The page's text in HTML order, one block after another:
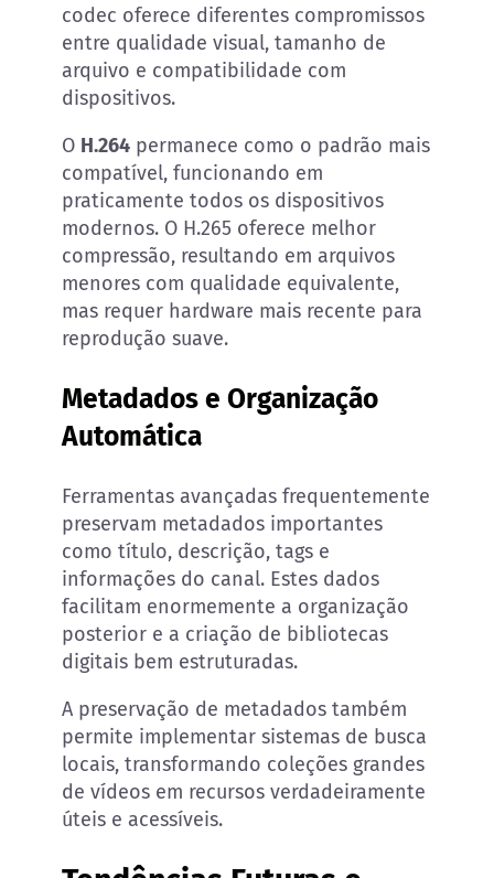
codec oferece diferentes compromissos
entre qualidade visual, tamanho de
arquivo e compatibilidade com
dispositivos.
O H.264 permanece como o padrão mais
compatível, funcionando em
praticamente todos os dispositivos
modernos. O H.265 oferece melhor
compressão, resultando em arquivos
menores com qualidade equivalente,
mas requer hardware mais recente para
reprodução suave.
Metadados e Organização
Automática
Ferramentas avançadas frequentemente
preservam metadados importantes
como título, descrição, tags e
informações do canal. Estes dados
facilitam enormemente a organização
posterior e a criação de bibliotecas
digitais bem estruturadas.
A preservação de metadados também
permite implementar sistemas de busca
locais, transformando coleções grandes
de vídeos em recursos verdadeiramente
úteis e acessíveis.